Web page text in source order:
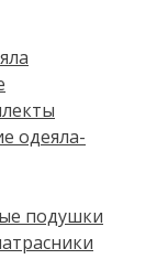
одеяла-
подушки